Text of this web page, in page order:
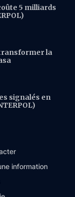
5 milliards
transformer la
signalés en
information